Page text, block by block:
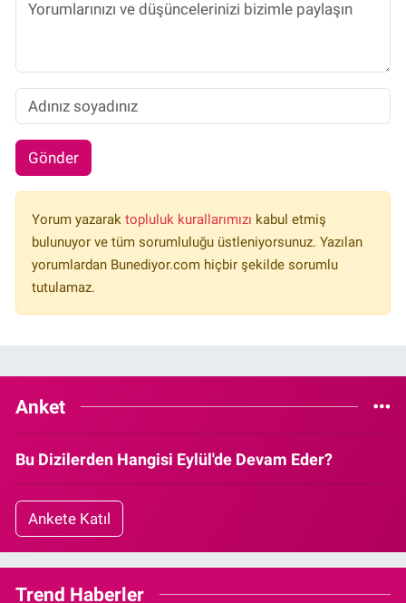
Gönder
Yorum yazarak topluluk kurallarımızı kabul etmiş
bulunuyor ve tüm sorumluluğu üstleniyorsunuz. Yazılan
yorumlardan Bunediyor.com hiçbir şekilde sorumlu
tutulamaz.
Anket
Bu Dizilerden Hangisi Eylül'de Devam Eder?
Ankete Katıl
Trend Haberler